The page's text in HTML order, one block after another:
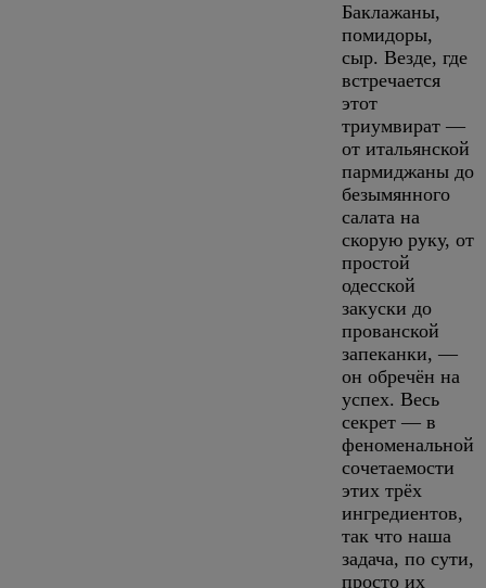
Баклажаны,
помидоры,
сыр. Везде, где
встречается
этот
триумвират —
от итальянской
пармиджаны до
безымянного
салата на
скорую руку, от
простой
одесской
закуски до
прованской
запеканки, —
он обречён на
успех. Весь
секрет — в
феноменальной
сочетаемости
этих трёх
ингредиентов,
так что наша
задача, по сути,
просто их